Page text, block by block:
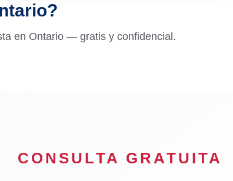
en Ontario — gratis y confidencial.
CONSULTA GRATUITA